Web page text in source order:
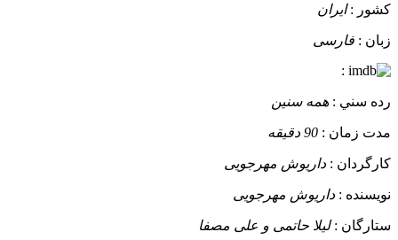
کشور :ایران
زبان : فارسی
:
رده سني : همه سنین
مدت زمان : 90 دقیقه
کارگردان : داریوش مهرجویی
نويسنده : داریوش مهرجویی
ستارگان :لیلا حاتمی و علی مصفا